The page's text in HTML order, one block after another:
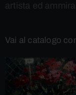
artista ed
Vai al catalogo